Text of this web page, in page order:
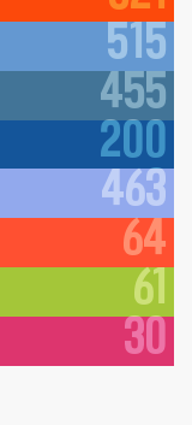
515
455
200
463
64
61
30